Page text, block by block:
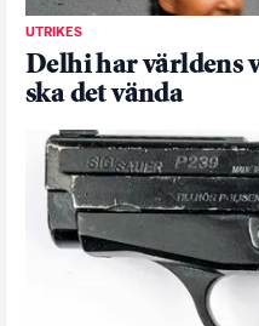
UTRIKES
Delhi har världens
ska det vända